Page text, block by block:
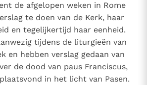
de afgelopen weken in Rome
te doen van de Kerk, haar
en tegelijkertijd haar eenheid.
tijdens de liturgieën van
en hebben verslag gedaan van
de dood van paus Franciscus,
in het licht van Pasen.